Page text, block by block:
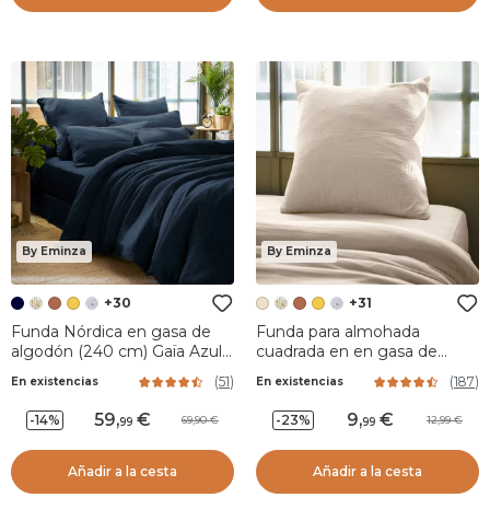
By Eminza
+30
Funda Nórdica en gasa de
algodón (240 cm) Gaïa Azul
En existencias (51)
-14% 59,99 69,90
Añadir a la cesta
By Eminza
+31
Funda para almohada
cuadrada en en gasa de
algodón (60 cm) Gaïa Beige
pampa
En existencias (187)
-23% 9,99 12,99
Añadir a la cesta